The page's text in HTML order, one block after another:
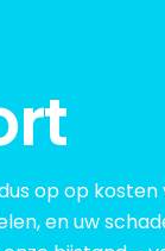
op op
en uw